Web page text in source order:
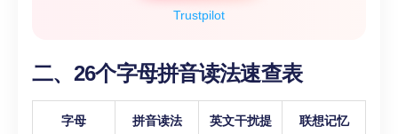
Trustpilot
二、26个字母拼音读法速查表
字母 拼音读法
英文干扰提
联想记忆